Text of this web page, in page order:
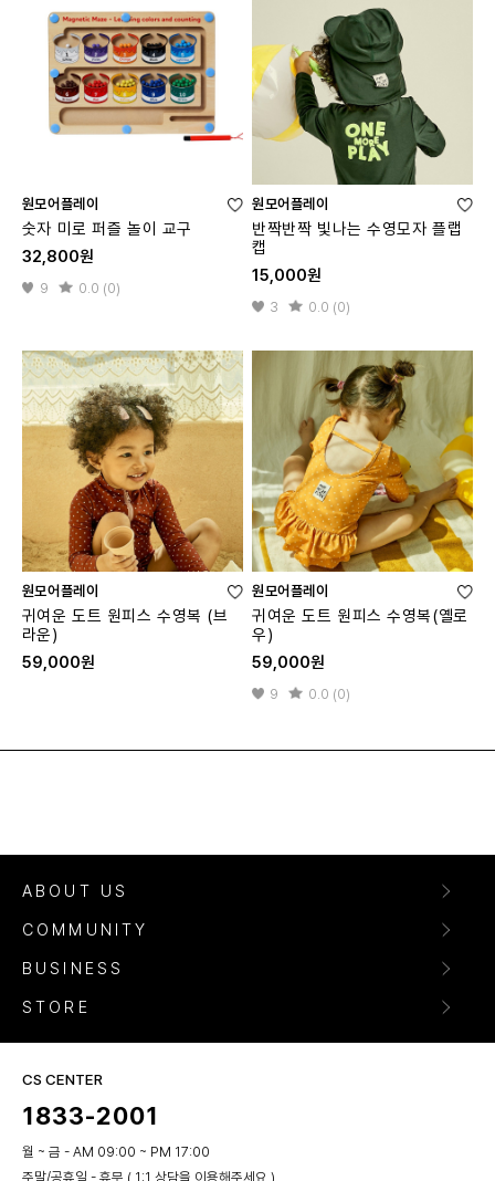
원모어플레이
숫자 미로 퍼즐 놀이 교구
32,800원
9 0.0 (0)
원모어플레이
반짝반짝 빛나는 수영모자 플랩
캡
15,000원
3 0.0 (0)
원모어플레이
귀여운 도트 원피스 수영복 (브
라운)
59,000원
원모어플레이
귀여운 도트 원피스 수영복(옐로
우)
59,000원
9 0.0 (0)
ABOUT US
COMMUNITY
BUSINESS
STORE
CS CENTER
1833-2001
월 ~ 금 - AM 09:00 ~ PM 17:00
주말/공휴일 - 휴무 ( 1:1 상담을 이용해주세요 )